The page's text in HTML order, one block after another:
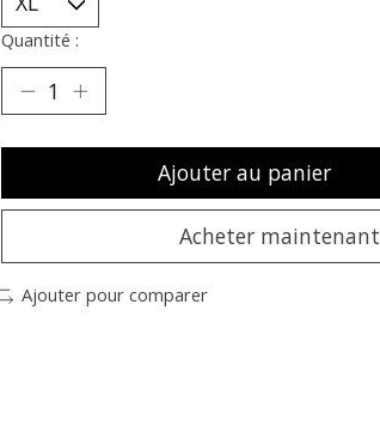
Quantité :
Ajouter au panier
Acheter maintenant
Ajouter pour comparer